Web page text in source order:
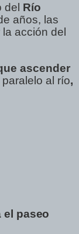
del Río
años, las
la acción del
ascender
al río,
el paseo